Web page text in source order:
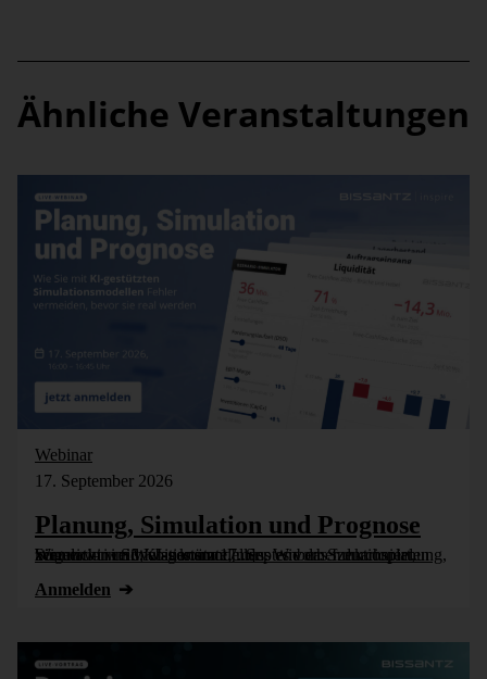
Ähnliche Veranstaltungen
Webinar
17. September 2026
Planung, Simulation und Prognose
Wer nicht weiß, was kommt, muss es vorher durchspielen können – in Simulationsmodellen. Wie das funktioniert, zeigen wir im Webinar am 17. September: Szenarioplanung, Simulation und KI-gestützte [...]
Anmelden